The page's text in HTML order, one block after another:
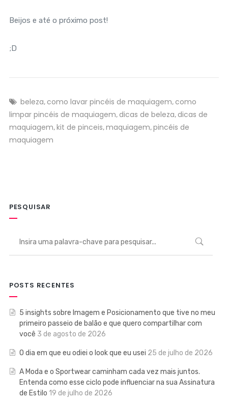
Beijos e até o próximo post!
;D
beleza, como lavar pincéis de maquiagem, como
limpar pincéis de maquiagem, dicas de beleza, dicas de
maquiagem,kit de pinceis,maquiagem,pincéis de
maquiagem
PESQUISAR
POSTS RECENTES
5 insights sobre Imagem e Posicionamento que tive no meu
primeiro passeio de balão e que quero compartilhar com
você 3 de agosto de 2026
O dia em que eu odiei o look que eu usei 25 de julho de 2026
A Moda e o Sportwear caminham cada vez mais juntos.
Entenda como esse ciclo pode influenciar na sua Assinatura
de Estilo 19 de julho de 2026